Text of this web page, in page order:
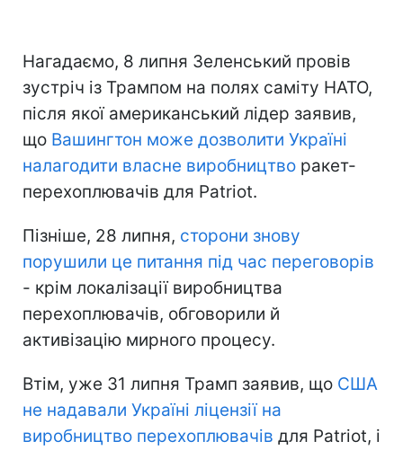
Нагадаємо, 8 липня Зеленський провів
зустріч із Трампом на полях саміту НАТО,
після якої американський лідер заявив,
що Вашингтон може дозволити Україні
налагодити власне виробництво ракет-
перехоплювачів для Patriot.
Пізніше, 28 липня, сторони знову
порушили це питання під час переговорів
- крім локалізації виробництва
перехоплювачів, обговорили й
активізацію мирного процесу.
Втім, уже 31 липня Трамп заявив, що США
не надавали Україні ліцензії на
виробництво перехоплювачів для Patriot, і